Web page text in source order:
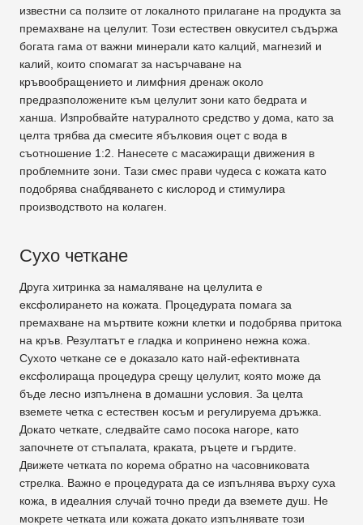
известни са ползите от локалното прилагане на продукта за
премахване на целулит. Този естествен овкусител съдържа
богата гама от важни минерали като калций, магнезий и
калий, които спомагат за насърчаване на
кръвообращението и лимфния дренаж около
предразположените към целулит зони като бедрата и
ханша. Изпробвайте натуралното средство у дома, като за
целта трябва да смесите ябълковия оцет с вода в
съотношение 1:2. Нанесете с масажиращи движения в
проблемните зони. Тази смес прави чудеса с кожата като
подобрява снабдяването с кислород и стимулира
производството на колаген.
Сухо четкане
Друга хитринка за намаляване на целулита е
ексфолирането на кожата. Процедурата помага за
премахване на мъртвите кожни клетки и подобрява притока
на кръв. Резултатът е гладка и копринено нежна кожа.
Сухото четкане се е доказало като най-ефективната
ексфолираща процедура срещу целулит, която може да
бъде лесно изпълнена в домашни условия. За целта
вземете четка с естествен косъм и регулируема дръжка.
Докато четкате, следвайте само посока нагоре, като
започнете от стъпалата, краката, ръцете и гърдите.
Движете четката по корема обратно на часовниковата
стрелка. Важно е процедурата да се изпълнява върху суха
кожа, в идеалния случай точно преди да вземете душ. Не
мокрете четката или кожата докато изпълнявате този